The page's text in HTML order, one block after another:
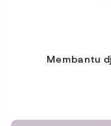
Membantu